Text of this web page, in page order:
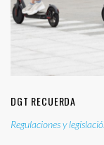
DGT RECUERDA
Regulaciones y